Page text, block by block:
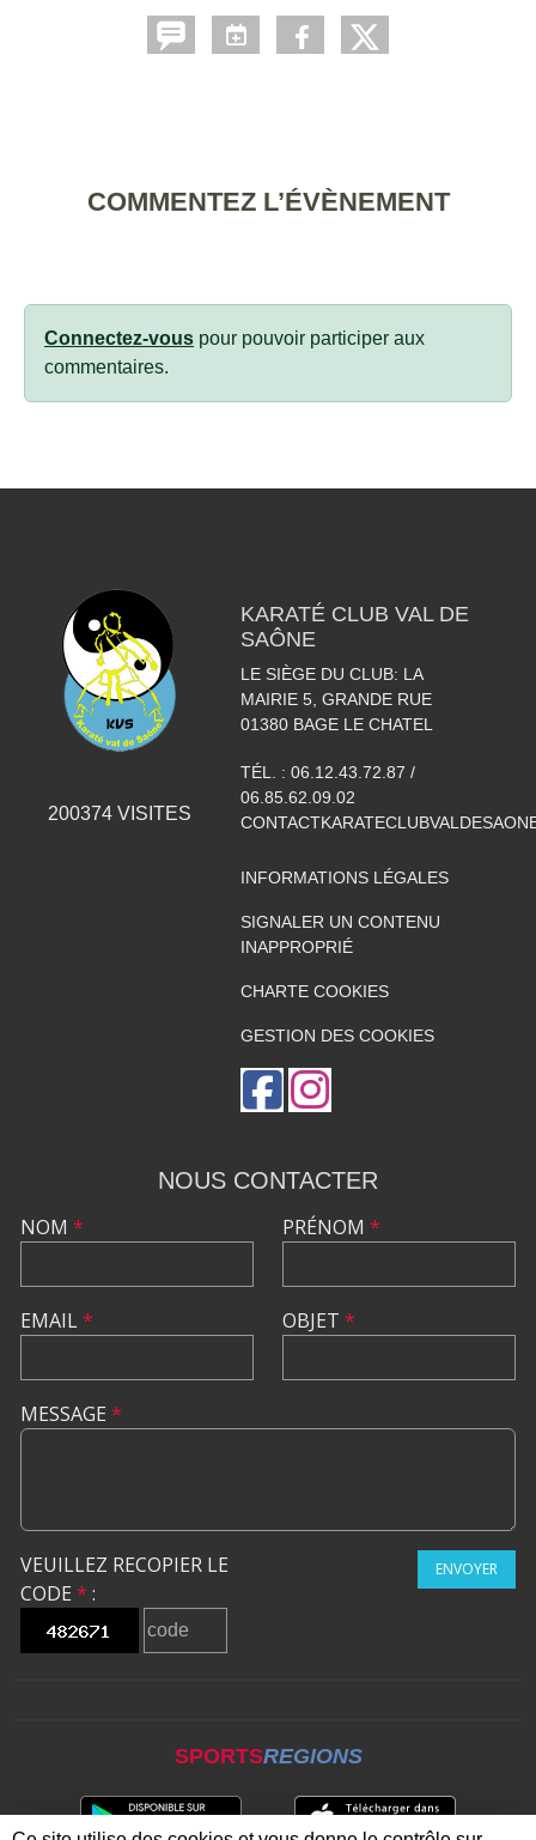
COMMENTEZ L’ÉVÈNEMENT
Connectez-vous pour pouvoir participer aux
commentaires.
200374 VISITES
KARATÉ CLUB VAL DE
SAÔNE
LE SIÈGE DU CLUB: LA
MAIRIE 5, GRANDE RUE
01380 BAGE LE CHATEL
TÉL. : 06.12.43.72.87 /
06.85.62.09.02
INFORMATIONS LÉGALES
SIGNALER UN CONTENU
INAPPROPRIÉ
CHARTE COOKIES
GESTION DES COOKIES
NOUS CONTACTER
NOM *
EMAIL*
PRÉNOM *
OBJET *
MESSAGE *
VEUILLEZ RECOPIER LE
CODE * :
ENVOYER
SPORTSREGIONS